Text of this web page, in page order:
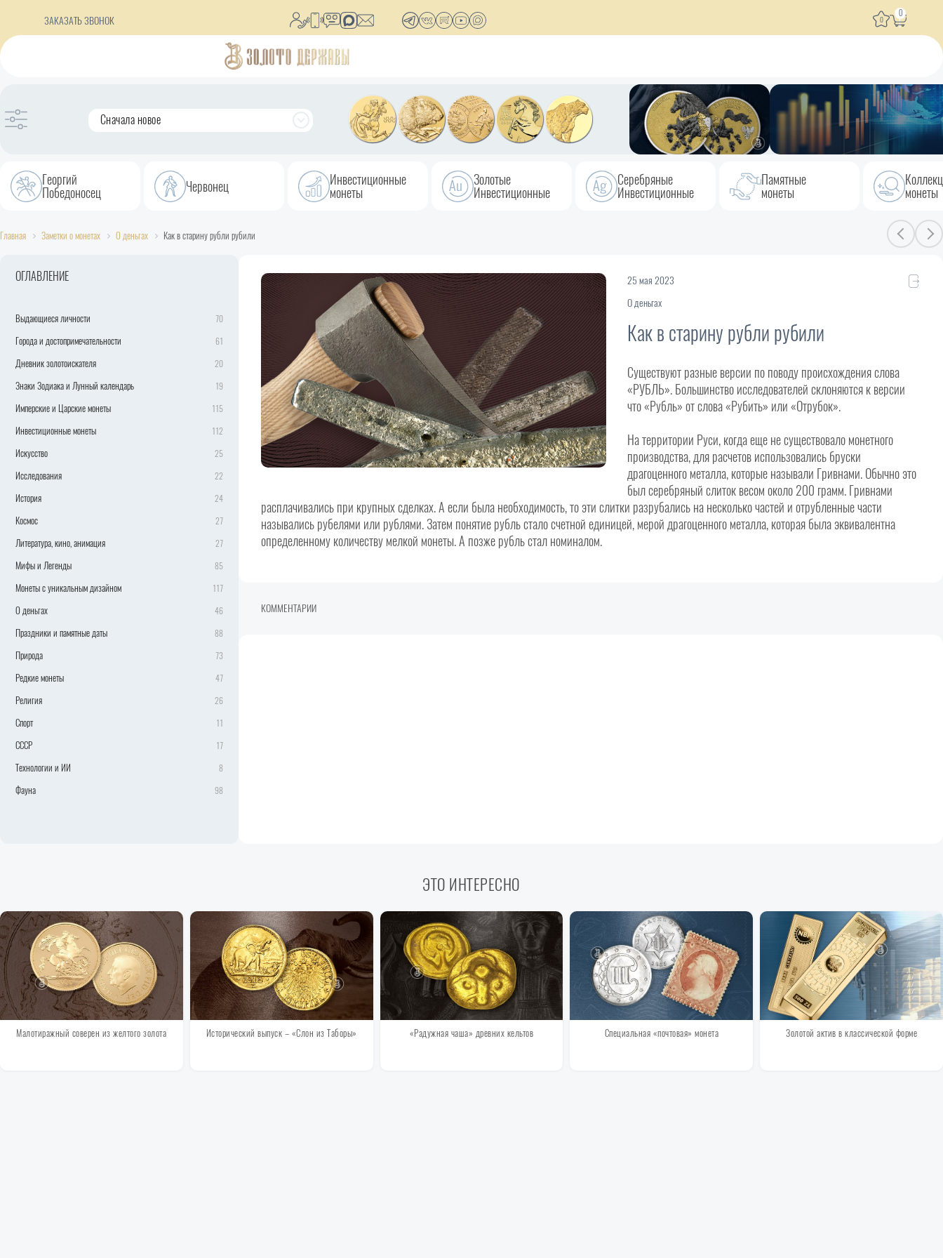
ЗАКАЗАТЬ ЗВОНОК 0
0
Сначала новое
Георгий
Победоносец Червонец Инвестиционные
монеты
Золотые
Инвестиционные
Серебряные
Инвестиционные
Памятные
монеты монеты
Главная Заметки о монетах О деньгах Как в старину рубли рубили
ОГЛАВЛЕНИЕ
Выдающиеся личности 70
Города и достопримечательности 61
Дневник золотоискателя 20
Знаки Зодиака и Лунный календарь 19
Имперские и Царские монеты 115
Инвестиционные монеты 112
Искусство 25
Исследования 22
История 24
Космос 27
Литература, кино, анимация 27
Мифы и Легенды 85
Монеты с уникальным дизайном 117
О деньгах 46
Праздники и памятные даты 88
Природа 73
Редкие монеты 47
Религия 26
Спорт 11
СССР 17
Технологии и ИИ 8
Фауна 98
25 мая 2023
О деньгах
Как в старину рубли рубили
Существуют разные версии по поводу происхождения слова
«РУБЛЬ». Большинство исследователей склоняются к версии
что «Рубль» от слова «Рубить» или «Отрубок».
На территории Руси, когда еще не существовало монетного
производства, для расчетов использовались бруски
драгоценного металла, которые называли Гривнами. Обычно это
был серебряный слиток весом около 200 грамм. Гривнами
расплачивались при крупных сделках. А если была необходимость, то эти слитки разрубались на несколько частей и отрубленные части
назывались рубелями или рублями. Затем понятие рубль стало счетной единицей, мерой драгоценного металла, которая была эквивалентна
определенному количеству мелкой монеты. А позже рубль стал номиналом.
КОММЕНТАРИИ
ЭТО ИНТЕРЕСНО
Малотиражный соверен из желтого золота Исторический выпуск – «Слон из Таборы» «Радужная чаша» древних кельтов Специальная «почтовая» монета Золотой актив в классической форме